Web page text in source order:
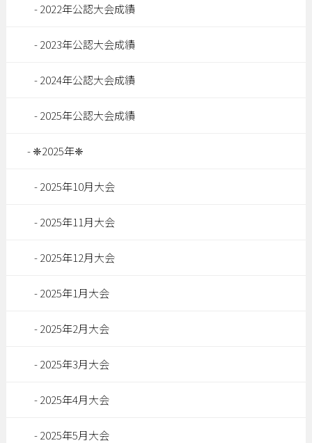
2022年公認大会成績
2023年公認大会成績
2024年公認大会成績
2025年公認大会成績
❈2025年❈
2025年10月大会
2025年11月大会
2025年12月大会
2025年1月大会
2025年2月大会
2025年3月大会
2025年4月大会
2025年5月大会